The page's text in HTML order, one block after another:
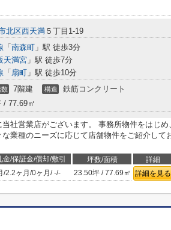
北区西天満 ５丁目1-19
「 南森町 」駅 徒歩3分
天満宮 」駅 徒歩7分
「 扇町 」駅 徒歩10分
数 7階建 構造 鉄筋コンクリート
/ 77.69㎡
社営業店がございます。 事務所物件をはじめ
業種のニーズに応じて店舗物件をご紹介して
金/保証金/償却/敷引 坪数/面積 詳細
/2.2ヶ月 /0ヶ月 /-/- 23.50坪 / 77.69㎡ 詳細を見る